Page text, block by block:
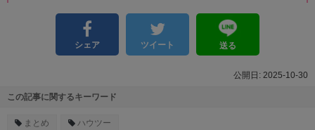
シェア ツイート 送る
2025-10-30
この記事に関するキーワード
まとめ ハウツー